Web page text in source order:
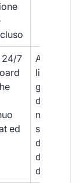
24/7
ed
Accesso
limitato,
gestione
manuale,
supporto
durante
d’ufficio.